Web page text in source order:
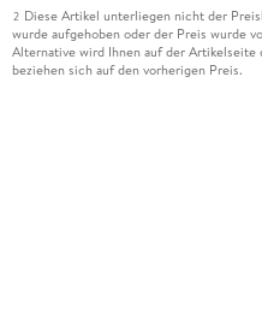
2 Diese Artikel unterliegen nicht der
wurde aufgehoben oder der Preis wurde
Alternative wird Ihnen auf der Artikelseite
beziehen sich auf den vorherigen Preis.